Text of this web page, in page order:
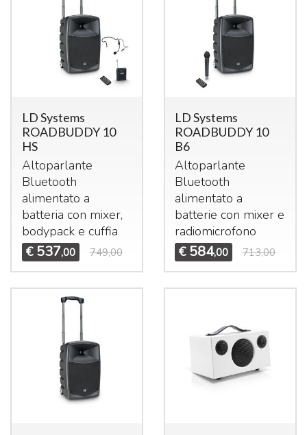
LD Systems
ROADBUDDY 10
HS
Altoparlante
Bluetooth
alimentato a
batteria con mixer,
bodypack e cuffia
€ 537,00 749,00
LD Systems
ROADBUDDY 10
B6
Altoparlante
Bluetooth
alimentato a
batterie con mixer e
radiomicrofono
€ 584,00 713,00